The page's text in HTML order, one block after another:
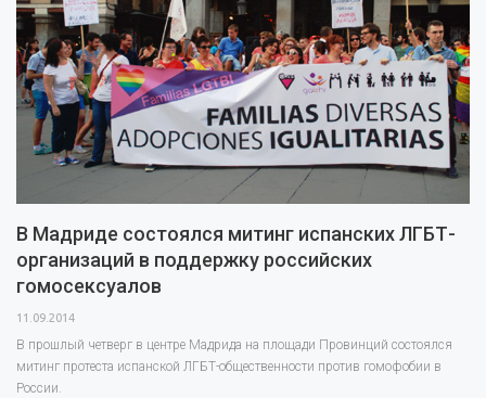
В Мадриде состоялся митинг испанских ЛГБТ-
организаций в поддержку российских
гомосексуалов
11.09.2014
В прошлый четверг в центре Мадрида на площади Провинций состоялся
митинг протеста испанской ЛГБТ-общественности против гомофобии в
России.